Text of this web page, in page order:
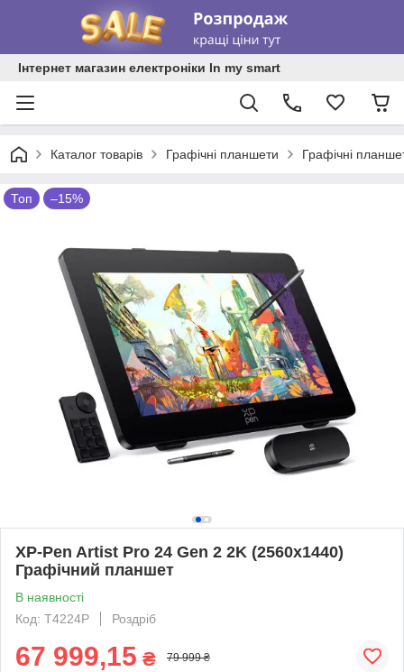
Інтернет магазин електроніки In my smart
Каталог товарів Графічні планшети Графічні
Топ –15%
XP-Pen Artist Pro 24 Gen 2 2K (2560x1440)
Графічний планшет
В наявності
Код: T4224P
Роздріб
67 999,15 ₴ 79 999 ₴